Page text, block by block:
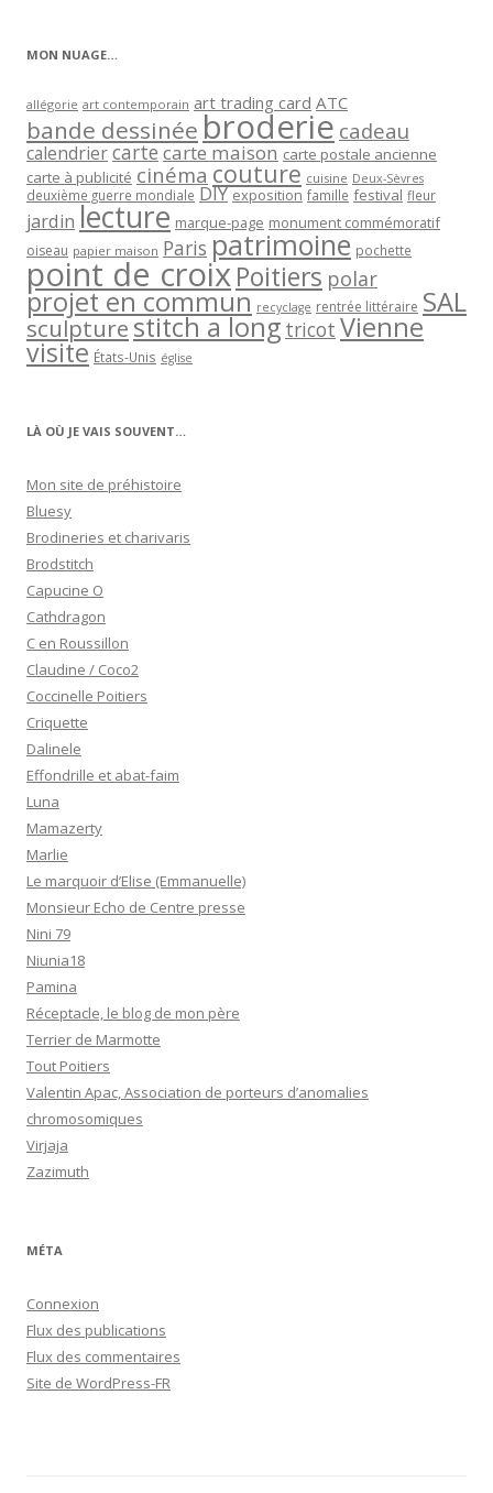
MON NUAGE…
allégorie art contemporain art trading card ATC
bande dessinée broderie cadeau
calendriercartecarte maison carte postale ancienne
carte à publicité cinéma couture cuisine Deux-Sèvres
deuxième guerre mondiale DIY exposition famille festival fleur
jardin lecture marque-page monument commémoratif
oiseau papier maison Paris patrimoine pochette
point de croixPoitiers polar
projet en commun recyclage rentrée littéraire SAL
sculpturestitch a long tricot Vienne
visite États-Unis église
LÀ OÙ JE VAIS SOUVENT…
Mon site de préhistoire
Bluesy
Brodineries et charivaris
Brodstitch
Capucine O
Cathdragon
C en Roussillon
Claudine / Coco2
Coccinelle Poitiers
Criquette
Dalinele
Effondrille et abat-faim
Luna
Mamazerty
Marlie
Le marquoir d’Elise (Emmanuelle)
Monsieur Echo de Centre presse
Nini 79
Niunia18
Pamina
Réceptacle, le blog de mon père
Terrier de Marmotte
Tout Poitiers
Valentin Apac, Association de porteurs d’anomalies
chromosomiques
Virjaja
Zazimuth
MÉTA
Connexion
Flux des publications
Flux des commentaires
Site de WordPress-FR